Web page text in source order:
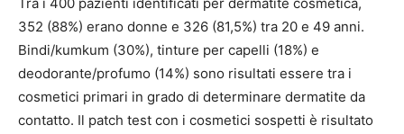
Tra i 400 pazienti identificati per dermatite cosmetica,
352 (88%) erano donne e 326 (81,5%) tra 20 e 49 anni.
Bindi/kumkum (30%), tinture per capelli (18%) e
deodorante/profumo (14%) sono risultati essere tra i
cosmetici primari in grado di determinare dermatite da
contatto. Il patch test con i cosmetici sospetti è risultato